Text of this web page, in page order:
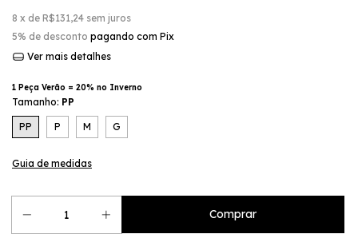
8 x de R$131,24 sem juros
5% de desconto pagando com Pix
Ver mais detalhes
1 Peça Verão = 20% no Inverno
Tamanho: PP
PP P M G
Guia de medidas